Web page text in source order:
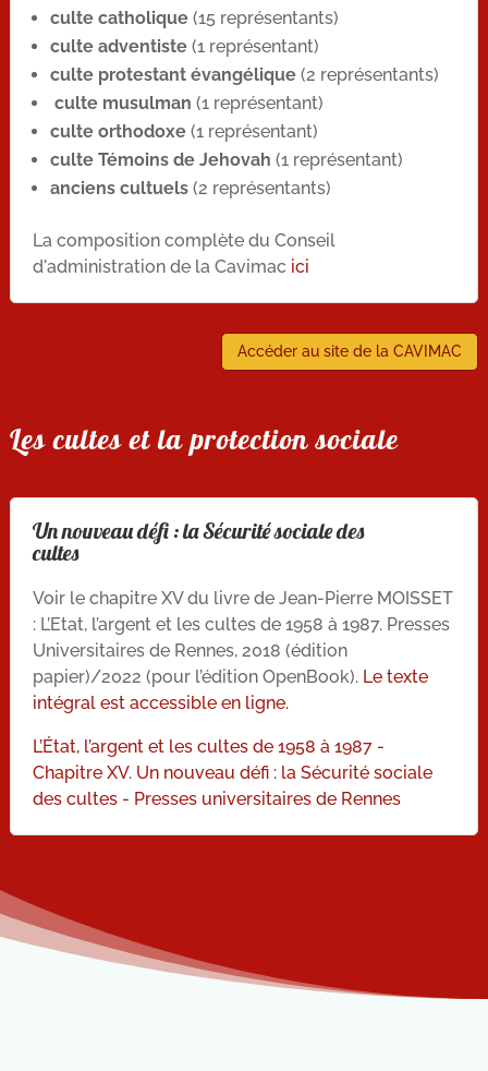
culte catholique(15 représentants)
culte adventiste(1 représentant)
culte protestant évangélique(2 représentants)
culte musulman (1 représentant)
culte orthodoxe(1 représentant)
culte Témoins de Jehovah (1 représentant)
anciens cultuels(2 représentants)
La composition complète du Conseil
d'administration de la Cavimac ici
Accéder au site de la CAVIMAC
Les cultes et la protection sociale
Un nouveau défi : la Sécurité sociale des
cultes
Voir le chapitre XV du livre de Jean-Pierre MOISSET
: L’Etat, l’argent et les cultes de 1958 à 1987. Presses
Universitaires de Rennes, 2018 (édition
papier)/2022 (pour l’édition OpenBook). Le texte
intégral est accessible en ligne.
L’État, l’argent et les cultes de 1958 à 1987 -
Chapitre XV. Un nouveau défi : la Sécurité sociale
des cultes - Presses universitaires de Rennes